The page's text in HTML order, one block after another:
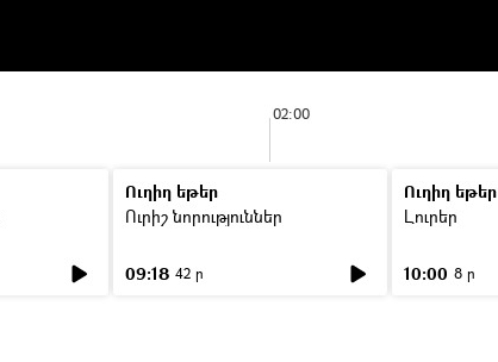
02:00
Ուղիղ եթեր
Ուրիշ նորություններ
09:18 42 ր
Ուղիղ եթեր
Լուրեր
10:00 8 ր